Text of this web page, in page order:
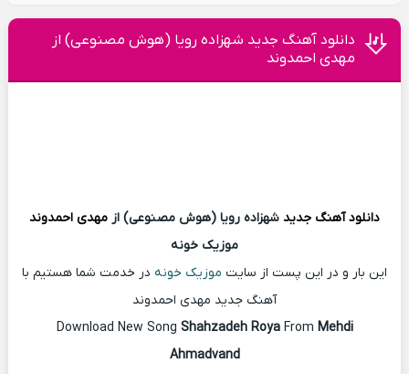
دانلود آهنگ جدید شهزاده رویا (هوش مصنوعی) از
مهدی احمدوند
دانلود آهنگ جدید شهزاده رویا (هوش مصنوعی) از مهدی احمدوند
موزیک خونه
این بار و در این پست از سایت موزیک خونه در خدمت شما هستیم با
آهنگ جدید مهدی احمدوند
Download New Song Shahzadeh RoyaFrom Mehdi
Ahmadvand